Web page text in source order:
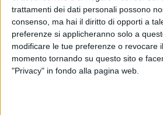
trattamenti dei dati personali possono
consenso, ma hai il diritto di opporti a
preferenze si applicheranno solo a
modificare le tue preferenze o revocare
momento tornando su questo sito e
"Privacy" in fondo alla pagina web.
procedure che vanno a colpire i più
collaborazione tra
è il primo passo da compiere per
rappresenterà uno stimolo in più